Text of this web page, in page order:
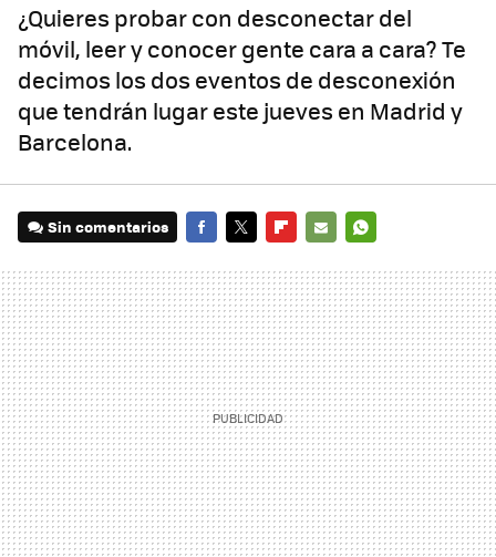
¿Quieres probar con desconectar del
móvil, leer y conocer gente cara a cara? Te
decimos los dos eventos de desconexión
que tendrán lugar este jueves en Madrid y
Barcelona.
Sin comentarios
MAIL